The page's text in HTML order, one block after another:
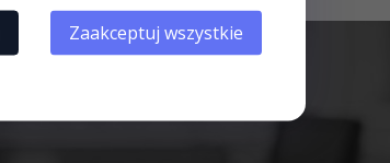
Zaakceptuj wszystkie